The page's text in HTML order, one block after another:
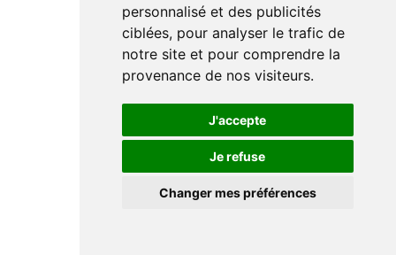
personnalisé et des publicités
ciblées, pour analyser le trafic de
notre site et pour comprendre la
provenance de nos visiteurs.
J'accepte
Je refuse
Changer mes préférences